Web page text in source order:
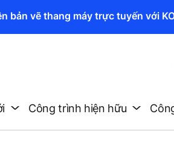
bản vẽ thang máy trực tuyến với
Công trình hiện hữu